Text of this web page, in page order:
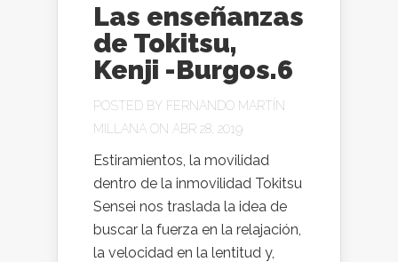
Las enseñanzas
de Tokitsu,
Kenji -Burgos.6
POSTED BY FERNANDO MARTÍN
MILLANA ON ABR 28, 2019
Estiramientos, la movilidad
dentro de la inmovilidad Tokitsu
Sensei nos traslada la idea de
buscar la fuerza en la relajación,
la velocidad en la lentitud y,